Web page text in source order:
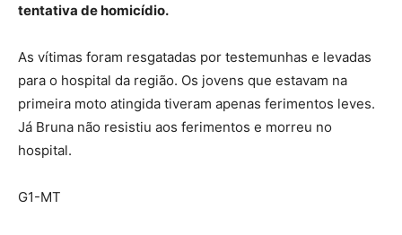
tentativa de homicídio.
As vítimas foram resgatadas por testemunhas e levadas
para o hospital da região. Os jovens que estavam na
primeira moto atingida tiveram apenas ferimentos leves.
Já Bruna não resistiu aos ferimentos e morreu no
hospital.
G1-MT